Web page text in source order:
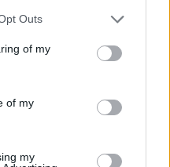
uses one or more Google
You may click to
its third-party tags to
purposes in below Google
Outs
of my
of my
my